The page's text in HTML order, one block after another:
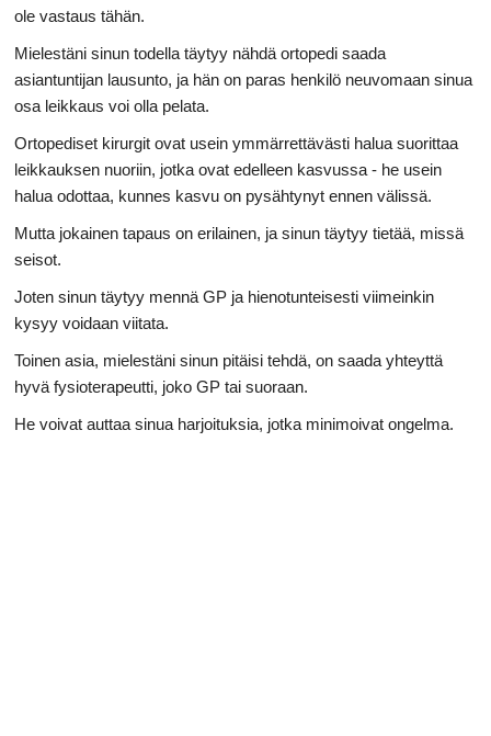
ole vastaus tähän.
Mielestäni sinun todella täytyy nähdä ortopedi saada
asiantuntijan lausunto, ja hän on paras henkilö neuvomaan sinua
osa leikkaus voi olla pelata.
Ortopediset kirurgit ovat usein ymmärrettävästi halua suorittaa
leikkauksen nuoriin, jotka ovat edelleen kasvussa - he usein
halua odottaa, kunnes kasvu on pysähtynyt ennen välissä.
Mutta jokainen tapaus on erilainen, ja sinun täytyy tietää, missä
seisot.
Joten sinun täytyy mennä GP ja hienotunteisesti viimeinkin
kysyy voidaan viitata.
Toinen asia, mielestäni sinun pitäisi tehdä, on saada yhteyttä
hyvä fysioterapeutti, joko GP tai suoraan.
He voivat auttaa sinua harjoituksia, jotka minimoivat ongelma.